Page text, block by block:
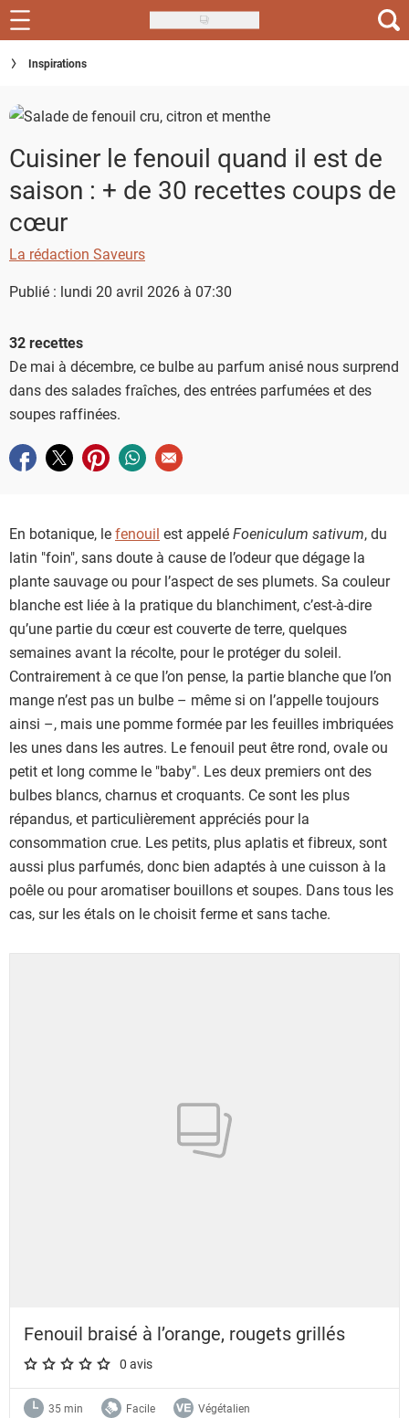
Skip
to
main
Recettes
Inspirations
Menu de la semaine
Actus
Téléchargez l'app Saveurs Recettes
Index des recettes
Guide d'achat
Inspirations
Cuisiner le fenouil quand il est de
saison : + de 30 recettes coups de
cœur
La rédaction Saveurs
Publié : lundi 20 avril 2026 à 07:30
32 recettes
De mai à décembre, ce bulbe au parfum anisé nous surprend
dans des salades fraîches, des entrées parfumées et des
soupes raffinées.
Partager sur facebook
Partager sur twitter
Partager sur pinterest
Partager sur whatsapp
Envoyer à un ami
En botanique, lefenouil est appeléFoeniculum sativum, du
latin "foin", sans doute à cause de l’odeur que dégage la
plante sauvage ou pour l’aspect de ses plumets. Sa couleur
blanche est liée à la pratique du blanchiment, c’est-à-dire
qu’une partie du cœur est couverte de terre, quelques
semaines avant la récolte, pour le protéger du soleil.
Contrairement à ce que l’on pense, la partie blanche que l’on
mange n’est pas un bulbe – même si on l’appelle toujours
ainsi –, mais une pomme formée par les feuilles imbriquées
les unes dans les autres. Le fenouil peut être rond, ovale ou
petit et long comme le "baby". Les deux premiers ont des
bulbes blancs, charnus et croquants. Ce sont les plus
répandus, et particulièrement appréciés pour la
consommation crue. Les petits, plus aplatis et fibreux, sont
aussi plus parfumés, donc bien adaptés à une cuisson à la
poêle ou pour aromatiser bouillons et soupes. Dans tous les
cas, sur les étals on le choisit ferme et sans tache.
Fenouil braisé à l’orange, rougets grillés
A star rating of 0 out of 5.
0 avis
35 min Facile Végétalien